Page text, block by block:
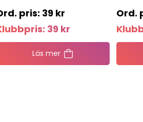
39 kr
39 kr
Läs mer